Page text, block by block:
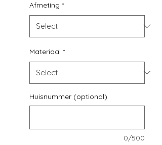
Afmeting *
Materiaal *
Huisnummer (optional)
0/500